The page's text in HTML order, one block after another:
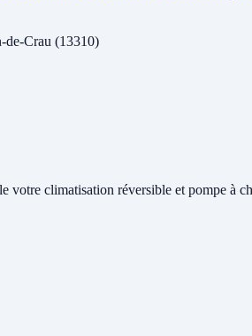
de-Crau (13310)
votre climatisation réversible et pompe à